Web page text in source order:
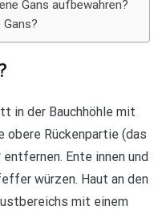
Gans aufbewahren?
in der Bauchhöhle mit
obere Rückenpartie (das
Ente innen und
würzen. Haut an den
mit einem